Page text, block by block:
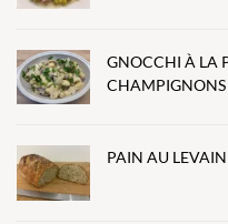
GNOCCHI À LA
CHAMPIGNONS
PAIN AU